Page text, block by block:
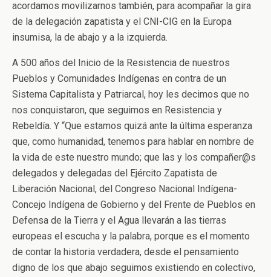
acordamos movilizarnos también, para acompañar la gira
de la delegación zapatista y el CNI-CIG en la Europa
insumisa, la de abajo y a la izquierda.
A 500 años del Inicio de la Resistencia de nuestros
Pueblos y Comunidades Indígenas en contra de un
Sistema Capitalista y Patriarcal, hoy les decimos que no
nos conquistaron, que seguimos en Resistencia y
Rebeldía. Y “Que estamos quizá ante la última esperanza
que, como humanidad, tenemos para hablar en nombre de
la vida de este nuestro mundo; que las y los compañer@s
delegados y delegadas del Ejército Zapatista de
Liberación Nacional, del Congreso Nacional Indígena-
Concejo Indígena de Gobierno y del Frente de Pueblos en
Defensa de la Tierra y el Agua llevarán a las tierras
europeas el escucha y la palabra, porque es el momento
de contar la historia verdadera, desde el pensamiento
digno de los que abajo seguimos existiendo en colectivo,